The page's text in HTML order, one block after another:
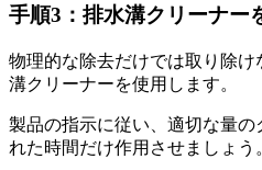
手順3：排水溝クリーナー
物理的な除去だけでは取り除
溝クリーナーを使用します。
製品の指示に従い、適切な量
れた時間だけ作用させましょう